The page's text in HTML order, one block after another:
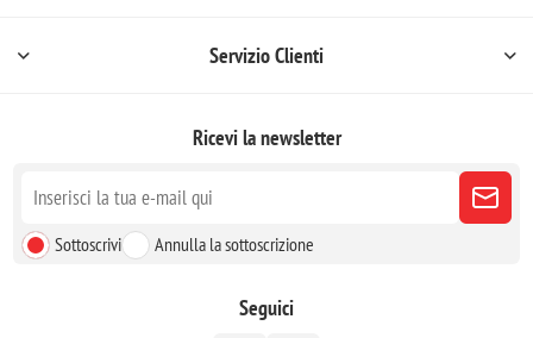
Servizio Clienti
Ricevi la newsletter
Sottoscrivi Annulla la sottoscrizione
Seguici